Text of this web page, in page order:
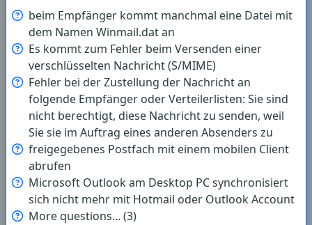
beim Empfänger kommt manchmal eine Datei mit
dem Namen Winmail.dat an
Es kommt zum Fehler beim Versenden einer
verschlüsselten Nachricht (S/MIME)
Fehler bei der Zustellung der Nachricht an
folgende Empfänger oder Verteilerlisten: Sie sind
nicht berechtigt, diese Nachricht zu senden, weil
Sie sie im Auftrag eines anderen Absenders zu
freigegebenes Postfach mit einem mobilen Client
abrufen
Microsoft Outlook am Desktop PC synchronisiert
sich nicht mehr mit Hotmail oder Outlook Account
More questions... (3)